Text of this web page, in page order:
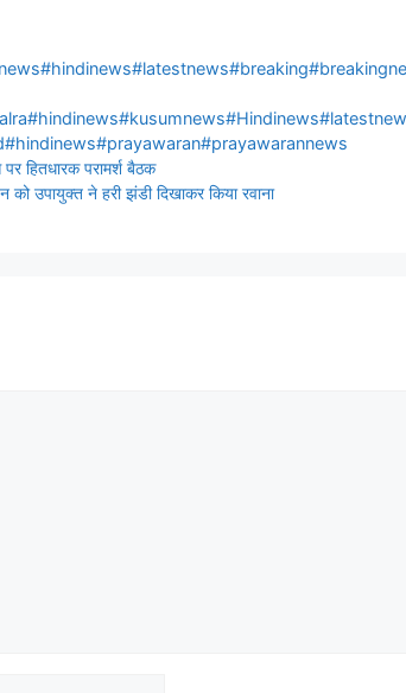
हितधारक परामर्श बैठक
उपायुक्त ने हरी झंडी दिखाकर किया रवाना